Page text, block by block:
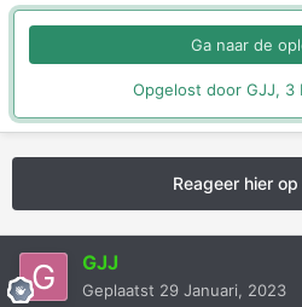
Ga naar de
Opgelost door GJJ, 3
Reageer hier
GJJ
Geplaatst 29 Januari, 2023